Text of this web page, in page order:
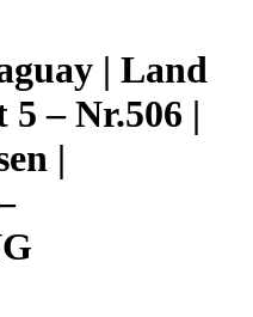
| Land
– Nr.506 |
|